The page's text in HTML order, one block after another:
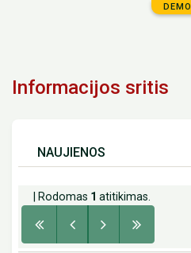
DEMO
Informacijos sritis
NAUJIENOS
| Rodomas 1 atitikimas.